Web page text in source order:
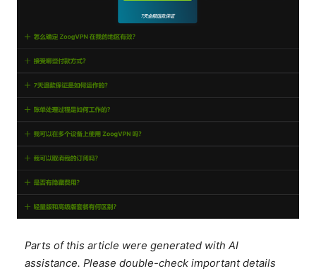
Parts of this article were generated with AI
assistance. Please double-check important details